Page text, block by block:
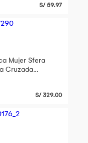
S/ 59.97
Mujer Sfera
Cruzada
S/ 329.00